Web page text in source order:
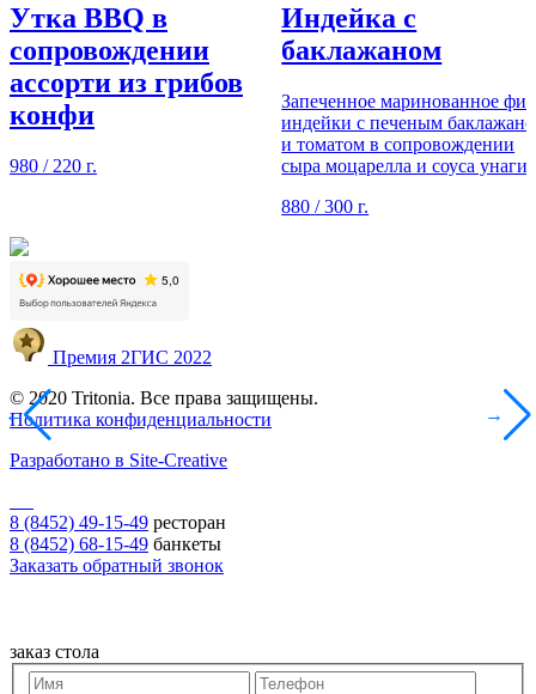
← →
Утка BBQ в
сопровождении
ассорти из грибов
конфи
980 / 220 г.
Индейка с
баклажаном
Запеченное маринованное
индейки с печеным
и томатом в сопровождении
сыра моцарелла и соуса унаги
880/ 300 г.
Премия 2ГИС 2022
© 2020 Tritonia. Все права защищены.
Политика конфиденциальности
Разработано в Site-Creative
8 (8452) 49-15-49 ресторан
8 (8452) 68-15-49 банкеты
Заказать обратный звонок
заказ стола